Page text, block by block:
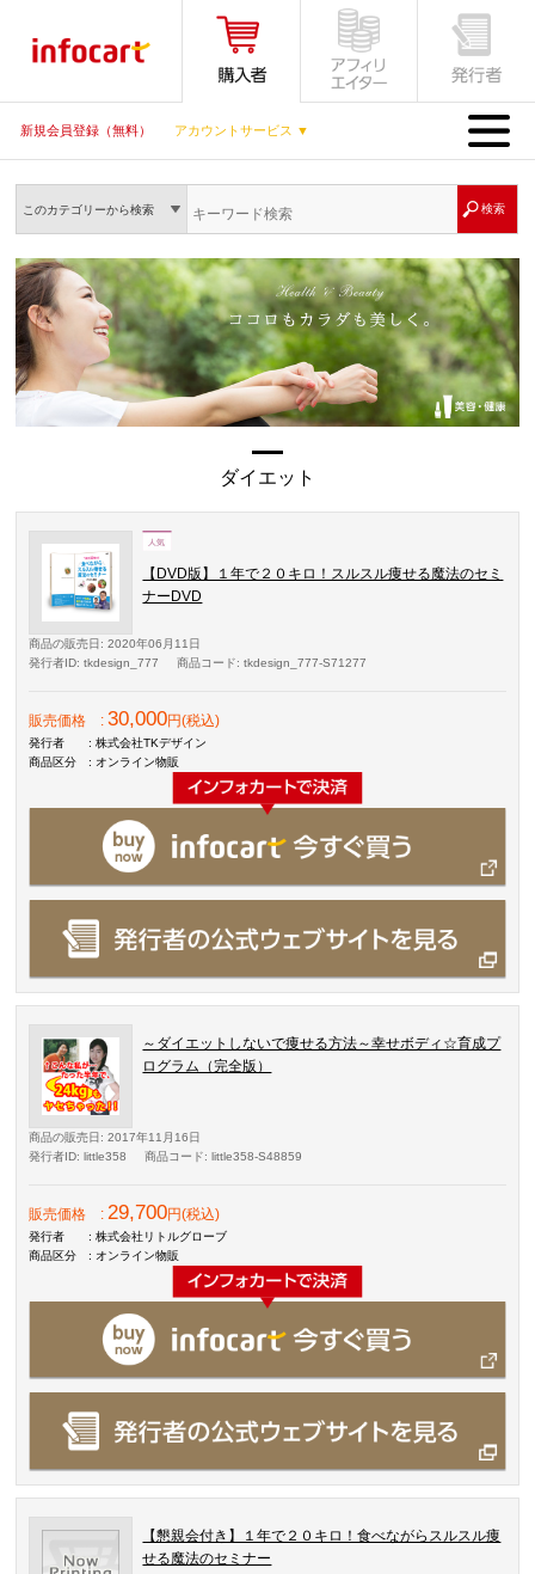
新規会員登録（無料） アカウントサービス ▼ MENU
このカテゴリーから検索
ダイエット
【DVD版】１年で２０キロ！スルスル痩せる魔法のセミ
ナーDVD
商品の販売日 : 2020年06月11日
発行者ID: tkdesign_777 商品コード: tkdesign_777-S71277
販売価格 :30,000円(税込)
発行者
: 株式会社TKデザイン
商品区分
: オンライン物販
～ダイエットしないで痩せる方法～幸せボディ☆育成プ
ログラム（完全版）
商品の販売日 : 2017年11月16日
発行者ID: little358 商品コード: little358-S48859
販売価格 : 29,700円(税込)
発行者
: 株式会社リトルグローブ
商品区分
: オンライン物販
【懇親会付き】１年で２０キロ！食べながらスルスル痩
せる魔法のセミナー